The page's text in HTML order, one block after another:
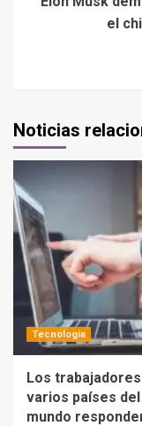
el
Noticias
Tecnología
Los
varios países del
mundo